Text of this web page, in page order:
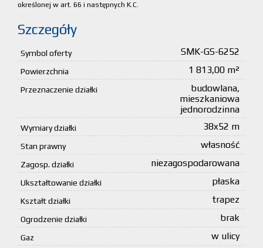
określonej w art. 66 i następnych K.C.
Szczegóły
Symbol oferty SMK-GS-6252
Powierzchnia 1 813,00 m²
Przeznaczenie działki
budowlana,
mieszkaniowa
jednorodzinna
Wymiary działki 38x52 m
Stan prawny własność
Zagosp. działki niezagospodarowana
Ukształtowanie działki płaska
Kształt działki trapez
Ogrodzenie działki brak
Gaz w ulicy